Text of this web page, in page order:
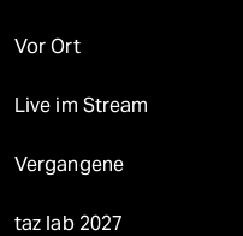
Vor Ort
Live im Stream
Vergangene
taz lab 2027